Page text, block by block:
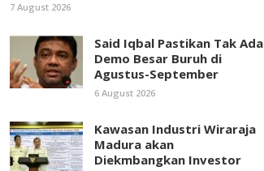
7 August 2026
Said Iqbal Pastikan Tak Ada
Demo Besar Buruh di
Agustus-September
6 August 2026
Kawasan Industri Wiraraja
Madura akan
Diekmbangkan Investor